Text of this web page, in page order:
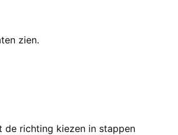
zien.
de richting kiezen in stappen